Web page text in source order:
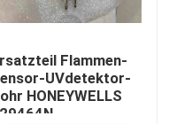
Flammen-
UVdetektor-
HONEYWELLS